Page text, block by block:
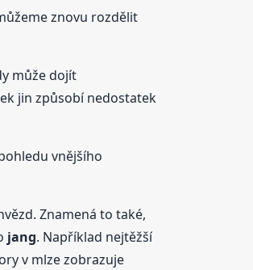
znovu rozdělit
může dojít
jin způsobí nedostatek
vnějšího
Znamená to také,
jang. Například nejtěžší
v mlze zobrazuje